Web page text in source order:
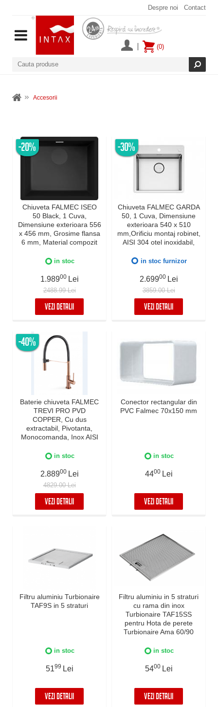
Despre noi Contact
(0)
Accesorii
-20%
Chiuveta FALMEC ISEO
50 Black, 1 Cuva,
Dimensiune exterioara 556
x 456 mm, Grosime flansa
6 mm, Material compozit
Perimetral, Instalare pe
in stoc
1.98900 Lei
2488.99 Lei
VEZI DETALII
-30%
Chiuveta FALMEC GARDA
50, 1 Cuva, Dimensiune
exterioara 540 x 510
mm,Orificiu montaj robinet,
AISI 304 otel inoxidabil,
golire automata, Fibra anti-
FALMEC, Instalare flush
sau pe blat
in stoc furnizor
2.69900 Lei
3859.00 Lei
VEZI DETALII
-40%
Baterie chiuveta FALMEC
TREVI PRO PVD
COPPER, Cu dus
extractabil, Pivotanta,
Monocomanda, Inox AISI
in stoc
2.88900 Lei
4829.00 Lei
VEZI DETALII
Conector rectangular din
PVC Falmec 70x150 mm
in stoc
4400 Lei
VEZI DETALII
Filtru aluminiu Turbionaire
TAF9S in 5 straturi
in stoc
5199 Lei
VEZI DETALII
Filtru aluminiu in 5 straturi
cu rama din inox
Turbionaire TAF15SS
pentru Hota de perete
Turbionaire Ama 60/90
in stoc
5400 Lei
VEZI DETALII